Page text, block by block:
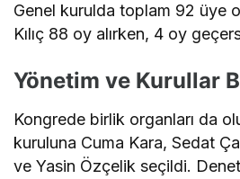
Genel kurulda toplam 92 üye
Kılıç 88 oy alırken, 4 oy
Yönetim ve Kurullar
Kongrede birlik organları da
kuruluna Cuma Kara, Sedat
ve Yasin Özçelik seçildi.